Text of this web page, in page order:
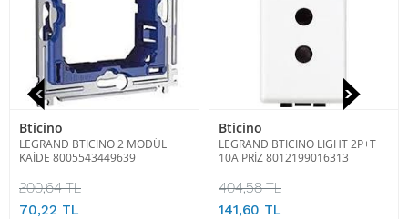
Bticino
LEGRAND BTICINO 2 MODÜL
KAİDE 8005543449639
200,64 TL
70,22 TL
Bticino
LEGRAND BTICINO LIGHT 2P+T
10A PRİZ 8012199016313
404,58 TL
141,60 TL